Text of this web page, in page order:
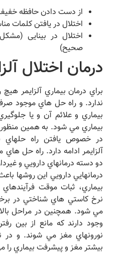
از دست دادن حافظه
اختلال در یافتن کلمات
اختلال در بینایی
صحیح)
درمان اختلال
براي درمان بيماري آلزايمر
ندارد. و راه حل هاي موجود
بيماري و علائم آن و يا
بيماري مي شود. به همين
در خصوص يافتن راه حلهاي
آلزايمر ادامه دارد. راه حل هاي
دو دسته درمانهاي دارويي و
درمانهايي دارويي اين روشها
بيماري، ثبات موقت
نرخ كاستي هاي شناختي در برخي
مي شود. همچنين در مراحل
وجود دارند كه مانع از بين
نورونهاي مغز مي شوند. و در
بيشتر مغز و پيشرفت بيماري را